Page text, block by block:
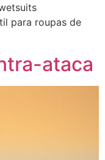
para roupas de
ataca